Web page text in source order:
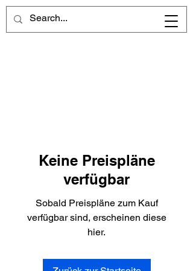
Keine Preispläne
verfügbar
Sobald Preispläne zum Kauf
verfügbar sind, erscheinen diese
hier.